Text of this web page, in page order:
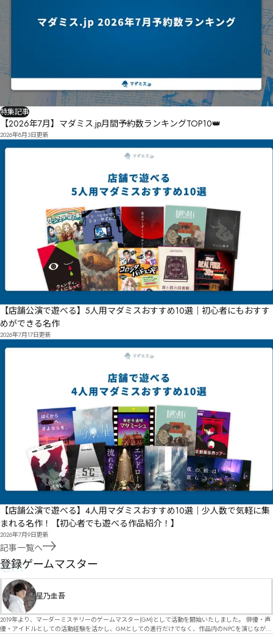
特集記事
【2026年7月】マダミス.jp月間予約数ランキングTOP10👑
2026年8月3日更新
【店舗公演で遊べる】5人用マダミスおすすめ10選｜初心者にもおすす
めができる名作
2026年7月17日更新
【店舗公演で遊べる】4人用マダミスおすすめ10選｜少人数で気軽に集
まれる名作！【初心者でも遊べる作品紹介！】
2026年7月9日更新
記事一覧へ
GM
登録ゲームマスター
星乃圭吾
2019年より、マーダーミステリーのゲームマスター(GM)として活動を開始いたしました。 俳優・声
優・アイドルとしての活動経験を活かし、GMとしての進行だけでなく、作品内のNPCを演じなが